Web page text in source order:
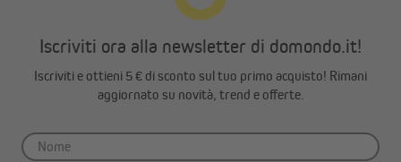
Iscriviti ora alla newsletter di domondo.it!
Iscriviti e ottieni 5 € di sconto sul tuo primo acquisto! Rimani
aggiornato su novità, trend e offerte.